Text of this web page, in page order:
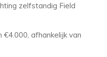
zelfstandig Field
afhankelijk van